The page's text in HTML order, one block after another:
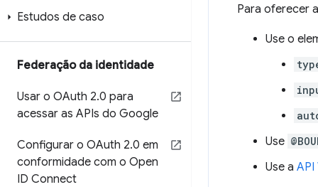
Estudos de caso
Federação da identidade
Usar o OAuth 2.0 para
acessar as APIs do Google
Configurar o OAuth 2.0 em
conformidade com o Open
ID Connect
Para oferecer
Use o
Use
Use a API